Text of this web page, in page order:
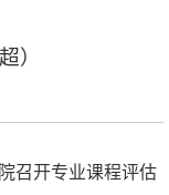
）
召开专业课程评估